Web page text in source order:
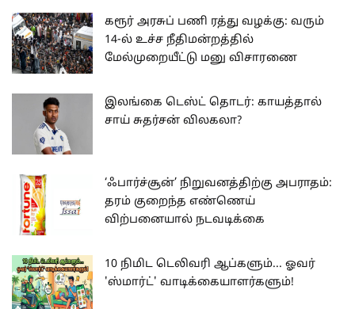
கரூர் அரசுப் பணி ரத்து வழக்கு: வரும்
14-ல் உச்ச நீதிமன்றத்தில்
மேல்முறையீட்டு மனு விசாரணை
இலங்கை டெஸ்ட் தொடர்: காயத்தால்
சாய் சுதர்சன் விலகலா?
‘ஃபார்ச்சூன்’ நிறுவனத்திற்கு அபராதம்:
தரம் குறைந்த எண்ணெய்
விற்பனையால் நடவடிக்கை
10 நிமிட டெலிவரி ஆப்களும்... ஓவர்
'ஸ்மார்ட்' வாடிக்கையாளர்களும்!